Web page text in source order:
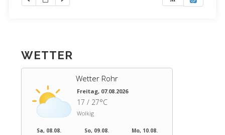
WETTER
Wetter Rohr
Freitag, 07.08.2026
17 / 27°C
Wolkig
Sa, 08.08. So, 09.08. Mo, 10.08.